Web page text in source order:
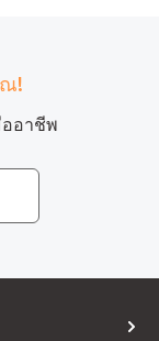
ผู้ค้าจึงสามารถ
งดำเนินต่อไป
ณ!
อาชีพ